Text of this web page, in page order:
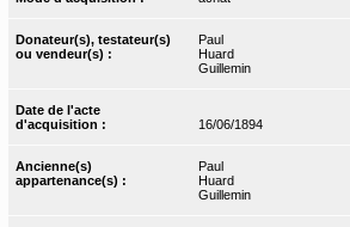
Donateur(s), testateur(s)
ou vendeur(s) :
Paul
Huard
Guillemin
Date de l'acte
d'acquisition :
16/06/1894
Ancienne(s)
appartenance(s) :
Paul
Huard
Guillemin